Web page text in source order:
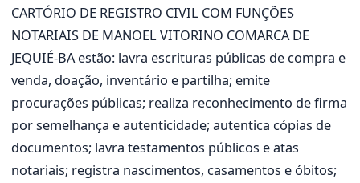
CARTÓRIO DE REGISTRO CIVIL COM FUNÇÕES
NOTARIAIS DE MANOEL VITORINO COMARCA DE
JEQUIÉ-BA estão: lavra escrituras públicas de compra e
venda, doação, inventário e partilha; emite
procurações públicas; realiza reconhecimento de firma
por semelhança e autenticidade; autentica cópias de
documentos; lavra testamentos públicos e atas
notariais; registra nascimentos, casamentos e óbitos;